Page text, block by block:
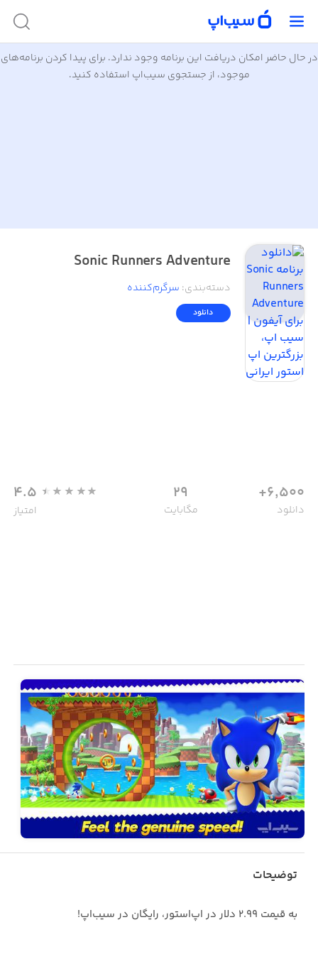
در حال حاضر امکان دریافت این برنامه وجود ندارد. برای پیدا کردن برنامه‌های
موجود، از جستجوی سیب‌اپ استفاده کنید.
Sonic Runners Adventure
دسته‌بندی: سرگرم‌کننده
دانلود
6,500+
دانلود
29
مگابایت
4.5
امتیاز
توضیحات
به قیمت ۲.۹۹ دلار در اپ‌استور، رایگان در سیب‌اپ!